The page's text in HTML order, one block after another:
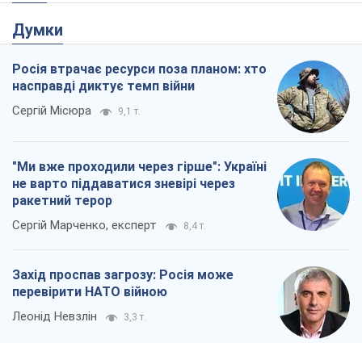
Думки
Росія втрачає ресурси поза планом: хто
насправді диктує темп війни
Сергій Місюра 9,1 т.
"Ми вже проходили через гірше": Україні
не варто піддаватися зневірі через
ракетний терор
Сергій Марченко, експерт 8,4 т.
Захід проспав загрозу: Росія може
перевірити НАТО війною
Леонід Невзлін 3,3 т.